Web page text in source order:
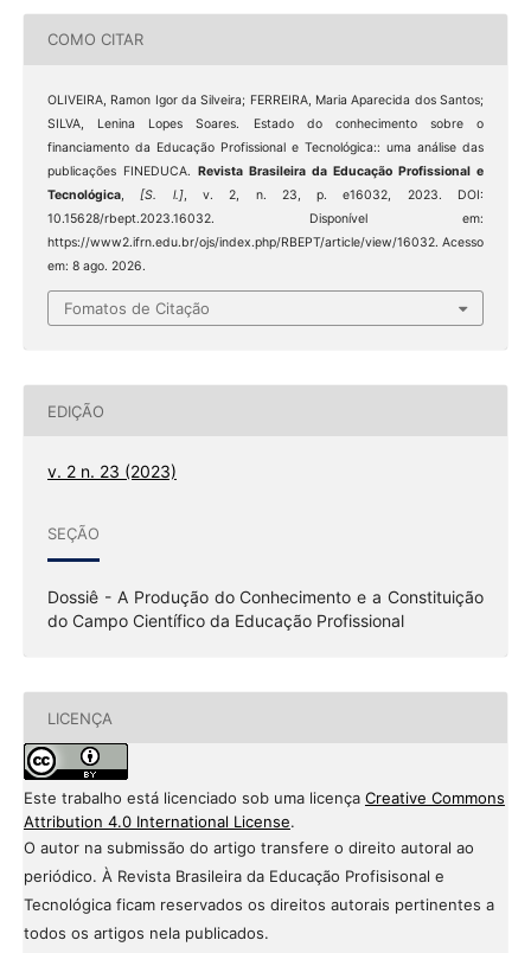
COMO CITAR
OLIVEIRA, Ramon Igor da Silveira; FERREIRA, Maria Aparecida dos Santos;
SILVA, Lenina Lopes Soares. Estado do conhecimento sobre o
financiamento da Educação Profissional e Tecnológica:: uma análise das
publicações FINEDUCA. Revista Brasileira da Educação Profissional e
Tecnológica,[S. l.], v. 2, n. 23, p. e16032, 2023. DOI:
10.15628/rbept.2023.16032. Disponível em:
https://www2.ifrn.edu.br/ojs/index.php/RBEPT/article/view/16032. Acesso
em: 8 ago. 2026.
Fomatos de Citação
EDIÇÃO
v. 2 n. 23 (2023)
SEÇÃO
Dossiê - A Produção do Conhecimento e a Constituição
do Campo Científico da Educação Profissional
LICENÇA
Este trabalho está licenciado sob uma licença Creative Commons
Attribution 4.0 International License.
O autor na submissão do artigo transfere o direito autoral ao
periódico. À Revista Brasileira da Educação Profisisonal e
Tecnológica ficam reservados os direitos autorais pertinentes a
todos os artigos nela publicados.